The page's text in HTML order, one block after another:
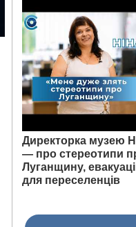
Директорка музею
— про стереотипи
Луганщину,
для переселенців